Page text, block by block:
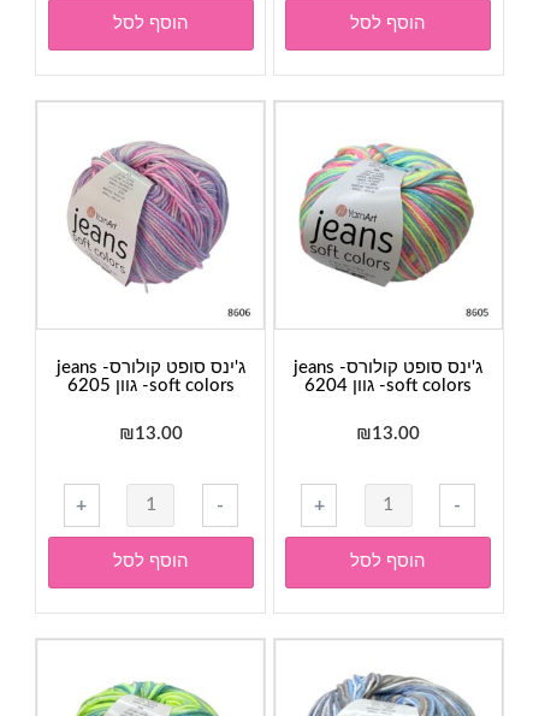
ג'ינס
סופט
קולורס-
jeans
colors-
גוון
6201
הוסף לסל
ג'ינס
סופט
קולורס-
jeans
colors-
גוון
6203
הוסף לסל
ג'ינס סופט קולורס- jeans
soft colors- גוון 6204
₪13.00
-
כמות
של
ג'ינס
סופט
קולורס-
jeans
soft
colors-
+
הוסף לסל
ג'ינס סופט קולורס- jeans
soft colors- גוון 6205
₪13.00
-
כמות
של
ג'ינס
סופט
קולורס-
jeans
colors-
+
הוסף לסל